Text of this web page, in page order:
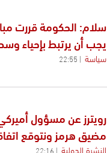
سلام: الحكومة قررت
يجب أن يرتبط بإحياء
سياسة 22:55
رويترز عن مسؤول
مضيق هرمز ونتوقع
النشرة الدولية 22:16